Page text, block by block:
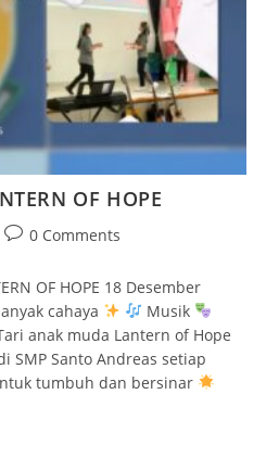
OF HOPE
0 Comments
OF HOPE 18 Desember
cahaya
Musik
anak muda Lantern of Hope
SMP Santo Andreas setiap
tumbuh dan bersinar